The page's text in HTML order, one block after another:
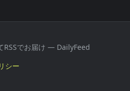
RSSでお届け — DailyFeed
シー